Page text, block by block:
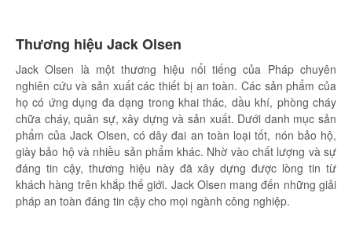
Thương hiệu Jack Olsen
Jack Olsen là một thương hiệu nổi tiếng của Pháp chuyên
nghiên cứu và sản xuất các thiết bị an toàn. Các sản phẩm của
họ có ứng dụng đa dạng trong khai thác, dầu khí, phòng cháy
chữa cháy, quân sự, xây dựng và sản xuất. Dưới danh mục sản
phẩm của Jack Olsen, có dây đai an toàn loại tốt, nón bảo hộ,
giày bảo hộ và nhiều sản phẩm khác. Nhờ vào chất lượng và sự
đáng tin cậy, thương hiệu này đã xây dựng được lòng tin từ
khách hàng trên khắp thế giới. Jack Olsen mang đến những giải
pháp an toàn đáng tin cậy cho mọi ngành công nghiệp.